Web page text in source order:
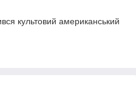
культовий американський